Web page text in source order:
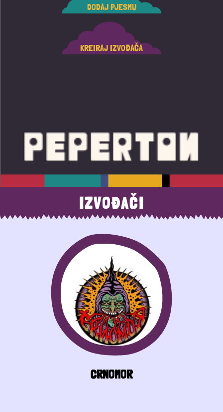
DODAJ PJESMU
KREIRAJ IZVOĐAČA
IZVOĐAČI
ČRNOMOR